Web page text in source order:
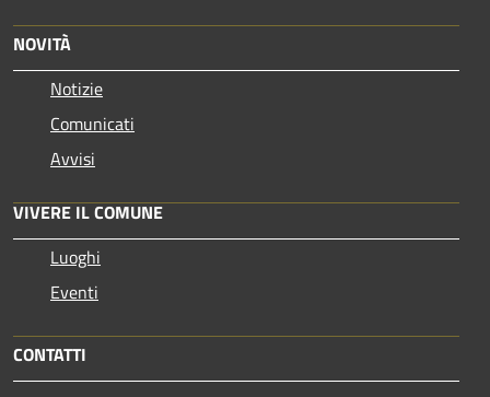
NOVITÀ
Notizie
Comunicati
Avvisi
VIVERE IL COMUNE
Luoghi
Eventi
CONTATTI